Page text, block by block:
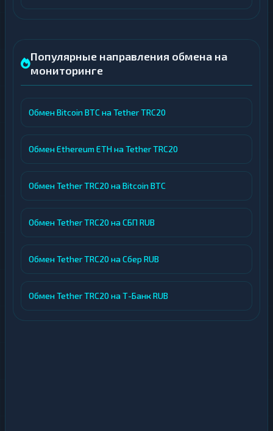
Популярные направления обмена на
мониторинге
Обмен Bitcoin BTC на Tether TRC20
Обмен Ethereum ETH на Tether TRC20
Обмен Tether TRC20 на Bitcoin BTC
Обмен Tether TRC20 на СБП RUB
Обмен Tether TRC20 на Сбер RUB
Обмен Tether TRC20 на Т-Банк RUB